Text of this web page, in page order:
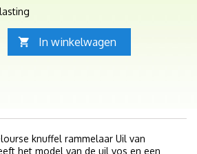
 In winkelwagen
knuffel rammelaar Uil van
het model van de uil vos en een